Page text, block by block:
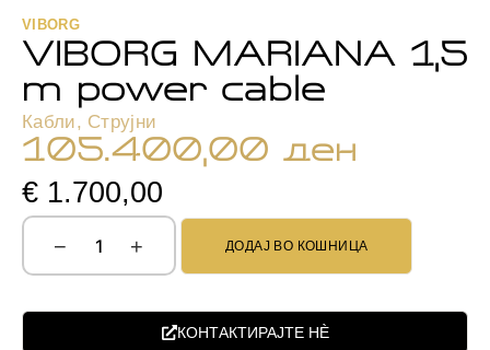
VIBORG
VIBORG MARIANA 1,5
m power cable
Кабли, Струјни
105.400,00 ден
€ 1.700,00
− + ДОДАЈ ВО КОШНИЦА
КОНТАКТИРАЈТЕ НЀ